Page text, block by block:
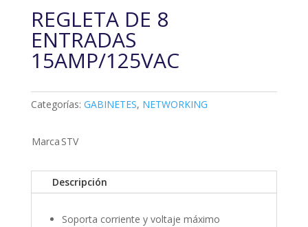
REGLETA DE 8
ENTRADAS
15AMP/125VAC
Categorías: GABINETES, NETWORKING
Marca STV
Descripción
Soporta corriente y voltaje máximo